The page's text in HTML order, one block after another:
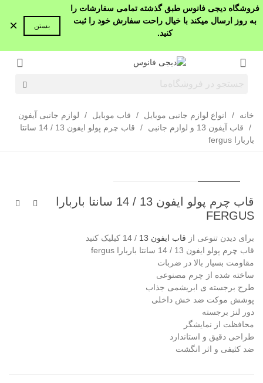
فروشگاه دیجی فانوس طبق گذشته تمامی سفارشات را
به روز ارسال میکند با خیال راحت سفارش خود را ثبت
کنید.
بستن ×
خانه / انواع لوازم جانبی موبایل / قاب موبایل /
لوازم جانبی آیفون
/
قاب آیفون 13 و لوازم جانبی /
قاب چرم پولو ایفون 13 / 14 سانتا
باربارا fergus
قاب چرم پولو ایفون 13 / 14 سانتا باربارا
FERGUS
برای دیدن تنوعی از قاب ایفون 13
/ 14 کیلیک کنید
قاب چرم پولو ایفون 13 / 14 سانتا باربارا fergus
مقاومت بسیار بالا در ضربات
ساخته شده از چرم مصنوعی
طرح برجسته ی ابریشمی جذاب
پوشش موکت ضد خش داخلی
دور لنز برجسته
محافظت از نمایشگر
طراحی دقیق و استاندارد
ضد کثیفی و اثر انگشت